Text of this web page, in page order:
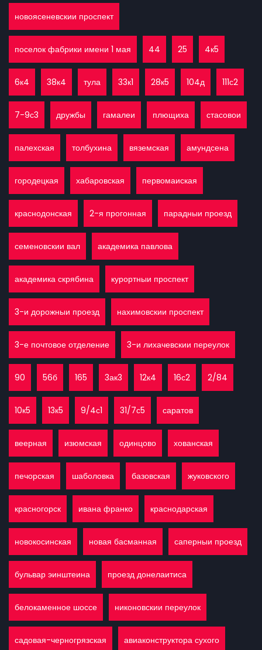
новоясеневскии проспект
поселок фабрики имени 1 мая 44 25 4к5
6к4 38к4 тула 33к1 28к5 104д 111с2
7-9с3 дружбы гамалеи плющиха стасовои
палехская толбухина вяземская амундсена
городецкая хабаровская первомаиская
краснодонская 2-я прогонная парадныи проезд
семеновскии вал академика павлова
академика скрябина курортныи проспект
3-и дорожныи проезд нахимовскии проспект
3-е почтовое отделение 3-и лихачевскии переулок
90 56б 165 3ак3 12к4 16с2 2/84
10к5 13к5 9/4с1 31/7с5 саратов
веерная изюмская одинцово хованская
печорская шаболовка базовская жуковского
красногорск ивана франко краснодарская
новокосинская новая басманная саперныи проезд
бульвар эинштеина проезд донелаитиса
белокаменное шоссе никоновскии переулок
садовая-черногрязская авиаконструктора сухого